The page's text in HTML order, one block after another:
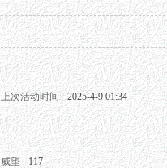
上次活动时间
2025-4-9 01:34
威望
117